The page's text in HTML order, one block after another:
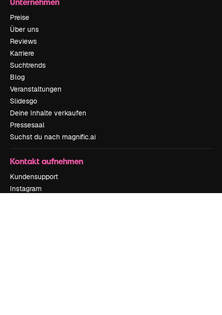
Preise
Über uns
Reviews
Karriere
Suchtrends
Blog
Veranstaltungen
Slidesgo
Deine Inhalte verkaufen
Pressesaal
Suchst du nach magnific.ai
Kontakt aufnehmen
Kundensupport
Instagram